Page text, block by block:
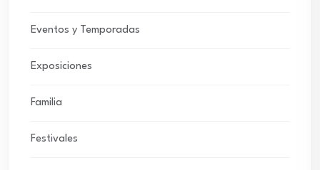
Eventos y Temporadas
Exposiciones
Familia
Festivales